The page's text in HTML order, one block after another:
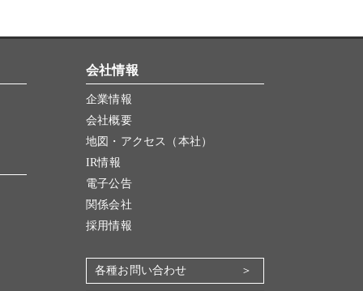
会社情報
企業情報
会社概要
地図・アクセス（本社）
IR情報
電子公告
関係会社
採用情報
各種お問い合わせ